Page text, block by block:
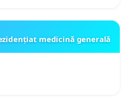
medicină generală